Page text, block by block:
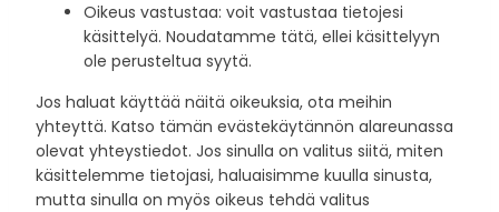
Oikeus vastustaa: voit vastustaa tietojesi
käsittelyä. Noudatamme tätä, ellei käsittelyyn
ole perusteltua syytä.
Jos haluat käyttää näitä oikeuksia, ota meihin
yhteyttä. Katso tämän evästekäytännön alareunassa
olevat yhteystiedot. Jos sinulla on valitus siitä, miten
käsittelemme tietojasi, haluaisimme kuulla sinusta,
mutta sinulla on myös oikeus tehdä valitus